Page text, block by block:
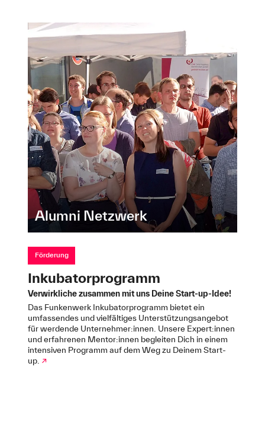
Alumni Netzwerk
Förderung
Inkubatorprogramm
Verwirkliche zusammen mit uns Deine Start-up-Idee!
Das Funkenwerk Inkubatorprogramm bietet ein
umfassendes und vielfältiges Unterstützungsangebot
für werdende Unternehmer:innen. Unsere Expert:innen
und erfahrenen Mentor:innen begleiten Dich in einem
intensiven Programm auf dem Weg zu Deinem Start-
up. ↗